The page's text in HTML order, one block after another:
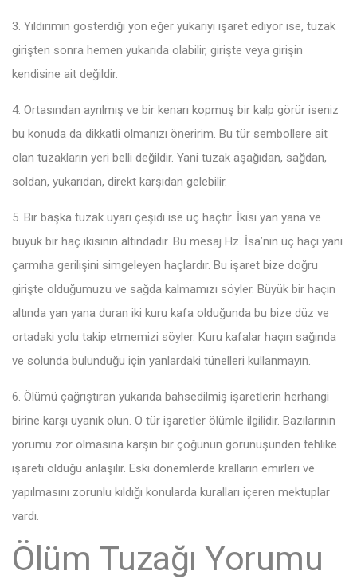
3. Yıldırımın gösterdiği yön eğer yukarıyı işaret ediyor ise, tuzak
girişten sonra hemen yukarıda olabilir, girişte veya girişin
kendisine ait değildir.
4. Ortasından ayrılmış ve bir kenarı kopmuş bir kalp görür iseniz
bu konuda da dikkatli olmanızı öneririm. Bu tür sembollere ait
olan tuzakların yeri belli değildir. Yani tuzak aşağıdan, sağdan,
soldan, yukarıdan, direkt karşıdan gelebilir.
5. Bir başka tuzak uyarı çeşidi ise üç haçtır. İkisi yan yana ve
büyük bir haç ikisinin altındadır. Bu mesaj Hz. İsa’nın üç haçı yani
çarmıha gerilişini simgeleyen haçlardır. Bu işaret bize doğru
girişte olduğumuzu ve sağda kalmamızı söyler. Büyük bir haçın
altında yan yana duran iki kuru kafa olduğunda bu bize düz ve
ortadaki yolu takip etmemizi söyler. Kuru kafalar haçın sağında
ve solunda bulunduğu için yanlardaki tünelleri kullanmayın.
6. Ölümü çağrıştıran yukarıda bahsedilmiş işaretlerin herhangi
birine karşı uyanık olun. O tür işaretler ölümle ilgilidir. Bazılarının
yorumu zor olmasına karşın bir çoğunun görünüşünden tehlike
işareti olduğu anlaşılır. Eski dönemlerde kralların emirleri ve
yapılmasını zorunlu kıldığı konularda kuralları içeren mektuplar
vardı.
Ölüm Tuzağı Yorumu